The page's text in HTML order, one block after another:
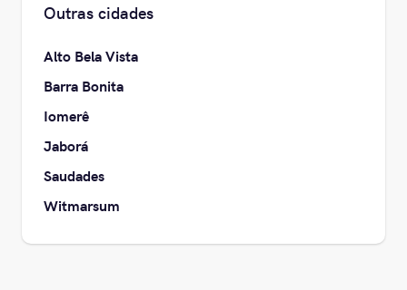
Outras cidades
Alto Bela Vista
Barra Bonita
Iomerê
Jaborá
Saudades
Witmarsum